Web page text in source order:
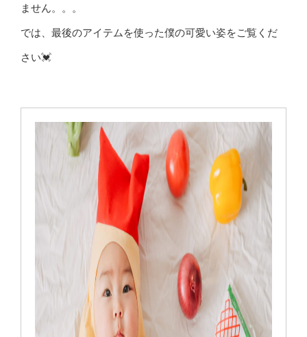
ません。。。
では、最後のアイテムを使った僕の可愛い姿をご覧くだ
さい💓